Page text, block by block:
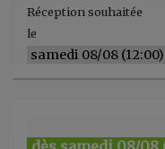
Réception souhaitée
le